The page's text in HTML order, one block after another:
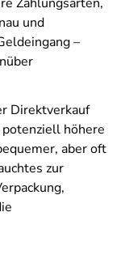
und
–
Direktverkauf
höhere
aber oft
zur